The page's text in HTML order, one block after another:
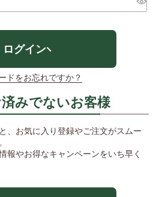
ログイン
ドをお忘れですか？
みでないお客様
、お気に入り登録やご注文がスムー
報やお得なキャンペーンをいち早く